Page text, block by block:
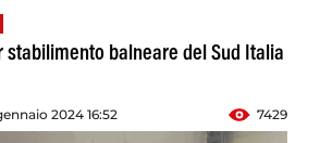
stabilimento balneare del Sud Italia
2024 16:52 7429